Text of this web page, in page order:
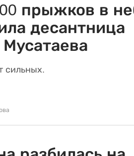
прыжков в
десантница
сильных.